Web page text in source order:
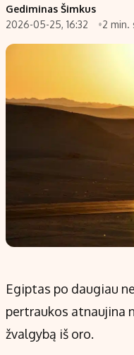
Saulės elektrinės
Redakcija
Apie mus
Privatumo politika
Turinio žymėjimo taisyklės
Kontaktai
Gediminas Šimkus
2026-05-25, 16:32
2 min.
Egiptas po daugiau
pertraukos atnaujina
žvalgybą iš oro.